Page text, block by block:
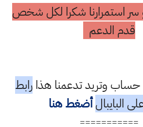
سر استمرارنا شكرا لكل شخص
قدم الدعم
حساب وتريد تدعمنا هذارابط
البايبال أضغط هنا
===========